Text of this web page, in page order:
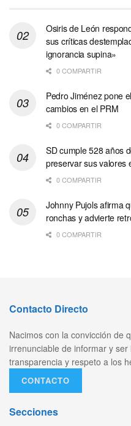
Osiris de León
sus críticas
ignorancia supina»
0 COMPARTIR
Pedro Jiménez pone
cambios en el PRM
0 COMPARTIR
SD cumple 528 años
preservar sus valores
0 COMPARTIR
Johnny Pujols afirma
ronchas y advierte
0 COMPARTIR
Contacto Directo
Nacimos con la convicción de
irrenunciable de informar y
transparencia y respeto a los
CONTACTO
Secciones